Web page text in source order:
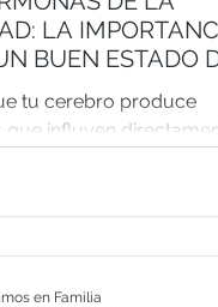
DE
BUEN ESTADO
tu cerebro produce
que influyen
serotonina,
tu estado de
en Familia